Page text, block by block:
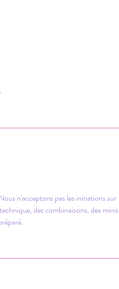
n'acceptons pas les initiations sur
des combinaisons, des minis